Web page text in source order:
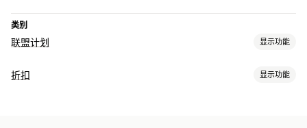
类别
联盟计划 显示功能
佣金选项
折扣 显示功能